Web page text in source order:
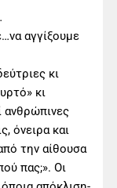
αγγίξουμε
κι
κι
ανθρώπινες
όνειρα και
την αίθουσα
πας;». Οι